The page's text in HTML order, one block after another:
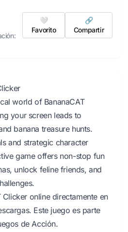
🤍
Favorito
🔗
Compartir
world of BananaCAT
your screen leads to
banana treasure hunts.
and strategic character
game offers non-stop fun
unlock feline friends, and
Clicker online directamente en
Este juego es parte
de Acción.